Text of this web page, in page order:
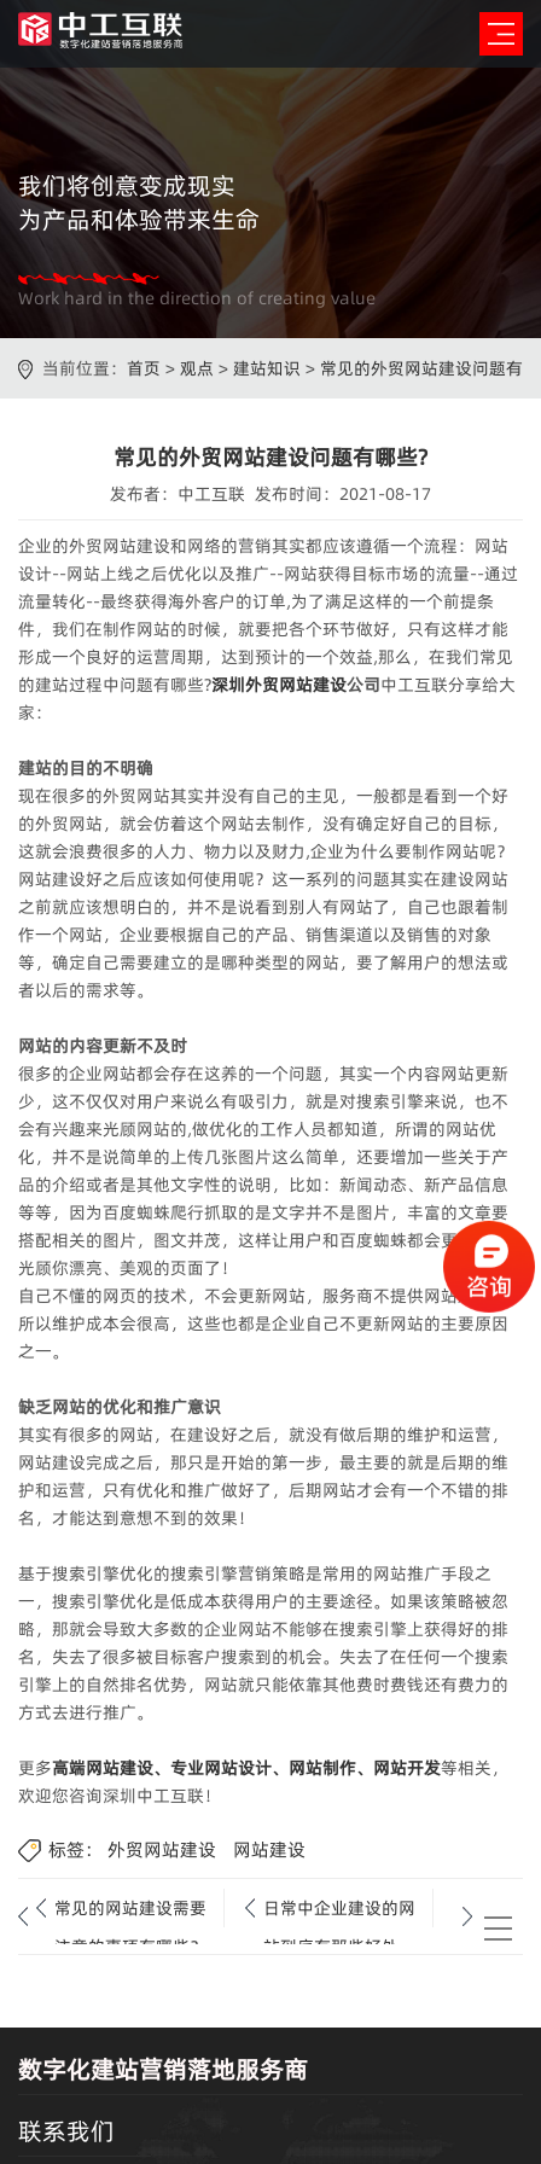
我们将创意变成现实
为产品和体验带来生命
Work hard in the direction of creating value
当前位置： 首页 > 观点 > 建站知识 > 常见的外贸网站建设问题有
常见的外贸网站建设问题有哪些?
发布者：中工互联 发布时间：2021-08-17
企业的外贸网站建设和网络的营销其实都应该遵循一个流程：网站
设计--网站上线之后优化以及推广--网站获得目标市场的流量--通过
流量转化--最终获得海外客户的订单,为了满足这样的一个前提条
件，我们在制作网站的时候，就要把各个环节做好，只有这样才能
形成一个良好的运营周期，达到预计的一个效益,那么，在我们常见
的建站过程中问题有哪些?深圳外贸网站建设公司中工互联分享给大
家：
建站的目的不明确
现在很多的外贸网站其实并没有自己的主见，一般都是看到一个好
的外贸网站，就会仿着这个网站去制作，没有确定好自己的目标，
这就会浪费很多的人力、物力以及财力,企业为什么要制作网站呢？
网站建设好之后应该如何使用呢？这一系列的问题其实在建设网站
之前就应该想明白的，并不是说看到别人有网站了，自己也跟着制
作一个网站，企业要根据自己的产品、销售渠道以及销售的对象
等，确定自己需要建立的是哪种类型的网站，要了解用户的想法或
者以后的需求等。
网站的内容更新不及时
很多的企业网站都会存在这养的一个问题，其实一个内容网站更新
少，这不仅仅对用户来说么有吸引力，就是对搜索引擎来说，也不
会有兴趣来光顾网站的,做优化的工作人员都知道，所谓的网站优
化，并不是说简单的上传几张图片这么简单，还要增加一些关于产
品的介绍或者是其他文字性的说明，比如：新闻动态、新产品信息
等等，因为百度蜘蛛爬行抓取的是文字并不是图片，丰富的文章要
搭配相关的图片，图文并茂，这样让用户和百度蜘蛛都会更容易来
光顾你漂亮、美观的页面了！
自己不懂的网页的技术，不会更新网站，服务商不提供网站后台，
所以维护成本会很高，这些也都是企业自己不更新网站的主要原因
之一。
缺乏网站的优化和推广意识
其实有很多的网站，在建设好之后，就没有做后期的维护和运营，
网站建设完成之后，那只是开始的第一步，最主要的就是后期的维
护和运营，只有优化和推广做好了，后期网站才会有一个不错的排
名，才能达到意想不到的效果！
基于搜索引擎优化的搜索引擎营销策略是常用的网站推广手段之
一，搜索引擎优化是低成本获得用户的主要途径。如果该策略被忽
略，那就会导致大多数的企业网站不能够在搜索引擎上获得好的排
名，失去了很多被目标客户搜索到的机会。失去了在任何一个搜索
引擎上的自然排名优势，网站就只能依靠其他费时费钱还有费力的
方式去进行推广。
更多高端网站建设、专业网站设计、网站制作、网站开发等相关，
欢迎您咨询深圳中工互联！
标签： 外贸网站建设 网站建设
常见的网站建设需要
注意的事项有哪些？
日常中企业建设的网
站到底有那些好处
数字化建站营销落地服务商
联系我们